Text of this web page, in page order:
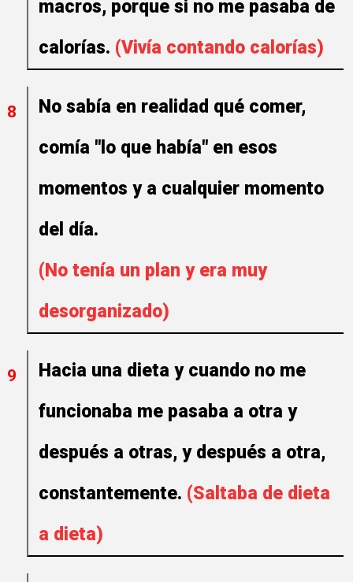
macros, porque si no me pasaba de
calorías. (Vivía contando calorías)
8
No sabía en realidad qué comer,
comía "lo que había" en esos
momentos y a cualquier momento
del día.
(No tenía un plan y era muy
desorganizado)
9
Hacia una dieta y cuando no me
funcionaba me pasaba a otra y
después a otras, y después a otra,
constantemente. (Saltaba de dieta
a dieta)